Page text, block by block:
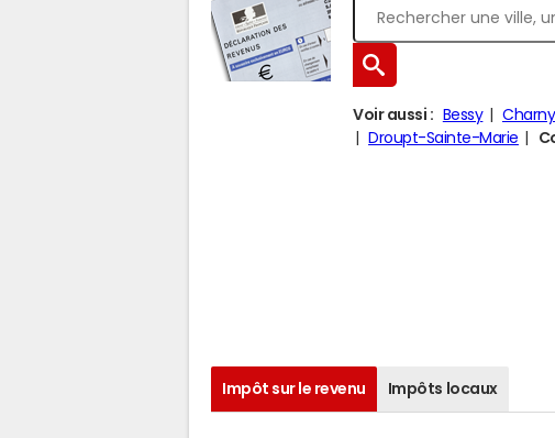
Voir aussi : Bessy
Droupt-Sainte-Marie
Impôt sur le revenu Impôts locaux